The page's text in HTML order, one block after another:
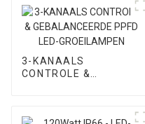
3-KANAALS
CONTROLE &